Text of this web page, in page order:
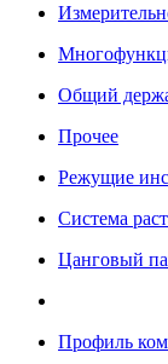
Общий
Прочее
Режущие
Система
Цанговый
Профиль